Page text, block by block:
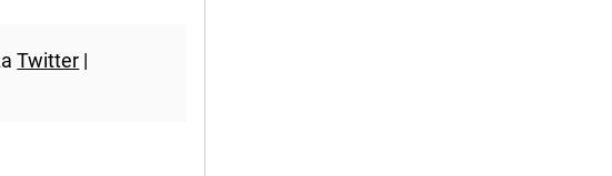
Twitter |